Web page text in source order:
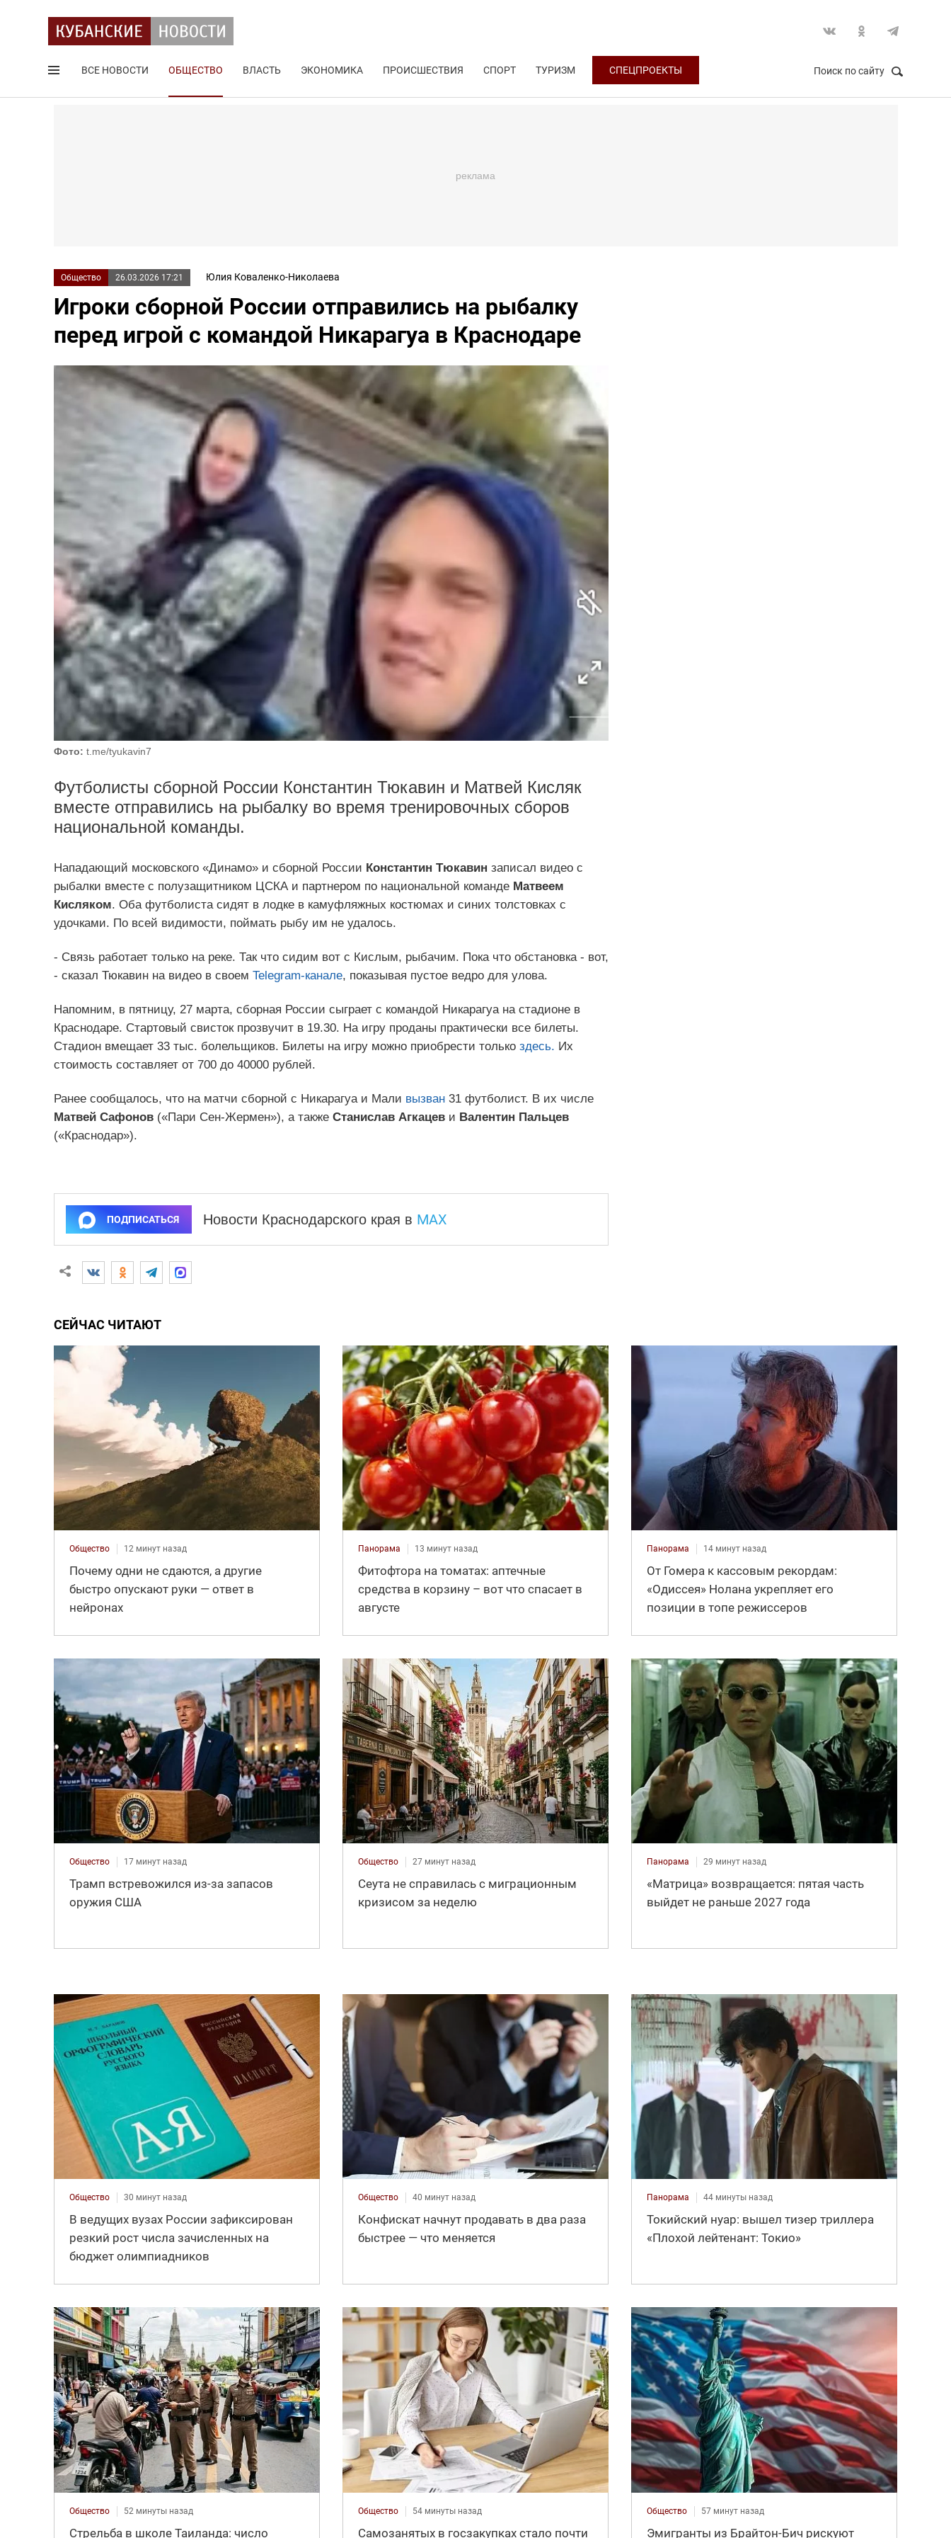
ВСЕ НОВОСТИ ОБЩЕСТВО ВЛАСТЬ ЭКОНОМИКА ПРОИСШЕСТВИЯ СПОРТ ТУРИЗМ СПЕЦПРОЕКТЫ Поиск по сайту
Общество 26.03.2026 17:21 Юлия Коваленко-Николаева
Игроки сборной России отправились на рыбалку
перед игрой с командой Никарагуа в Краснодаре
Фото: t.me/tyukavin7
Футболисты сборной России Константин Тюкавин и Матвей Кисляк
вместе отправились на рыбалку во время тренировочных сборов
национальной команды.
Нападающий московского «Динамо» и сборной России Константин Тюкавин записал видео с
рыбалки вместе с полузащитником ЦСКА и партнером по национальной команде Матвеем
Кисляком. Оба футболиста сидят в лодке в камуфляжных костюмах и синих толстовках с
удочками. По всей видимости, поймать рыбу им не удалось.
- Связь работает только на реке. Так что сидим вот с Кислым, рыбачим. Пока что обстановка - вот,
- сказал Тюкавин на видео в своем Telegram-канале, показывая пустое ведро для улова.
Напомним, в пятницу, 27 марта, сборная России сыграет с командой Никарагуа на стадионе в
Краснодаре. Стартовый свисток прозвучит в 19.30. На игру проданы практически все билеты.
Стадион вмещает 33 тыс. болельщиков. Билеты на игру можно приобрести только здесь. Их
стоимость составляет от 700 до 40000 рублей.
Ранее сообщалось, что на матчи сборной с Никарагуа и Мали вызван31 футболист. В их числе
Матвей Сафонов(«Пари Сен-Жермен»), а также Станислав Агкацеви Валентин Пальцев
(«Краснодар»).
ПОДПИСАТЬСЯ Новости Краснодарского края в MAX
СЕЙЧАС ЧИТАЮТ
Общество 12 минут назад
Почему одни не сдаются, а другие
быстро опускают руки — ответ в
нейронах
Панорама 13 минут назад
Фитофтора на томатах: аптечные
средства в корзину – вот что спасает в
августе
Панорама 14 минут назад
От Гомера к кассовым рекордам:
«Одиссея» Нолана укрепляет его
позиции в топе режиссеров
Общество 17 минут назад
Трамп встревожился из-за запасов
оружия США
Общество 27 минут назад
Сеута не справилась с миграционным
кризисом за неделю
Панорама 29 минут назад
«Матрица» возвращается: пятая часть
выйдет не раньше 2027 года
Общество 30 минут назад
В ведущих вузах России зафиксирован
резкий рост числа зачисленных на
бюджет олимпиадников
Общество 40 минут назад
Конфискат начнут продавать в два раза
быстрее — что меняется
Панорама 44 минуты назад
Токийский нуар: вышел тизер триллера
«Плохой лейтенант: Токио»
Общество 52 минуты назад
Стрельба в школе Таиланда: число
Общество 54 минуты назад
Самозанятых в госзакупках стало почти
Общество 57 минут назад
Эмигранты из Брайтон-Бич рискуют